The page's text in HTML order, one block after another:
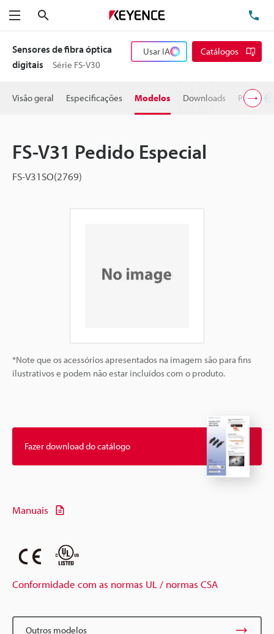
Menu
Sensores de fibra óptica
digitais
Série FS-V30
Usar IA Catálogos
Visão geral Especificações Modelos Downloads Preço
FS-V31 Pedido Especial
FS-V31SO(2769)
*Note que os acessórios apresentados na imagem são para fins
ilustrativos e podem não estar incluídos com o produto.
Fazer download do catálogo
Manuais
Conformidade com as normas UL / normas CSA
Outros modelos